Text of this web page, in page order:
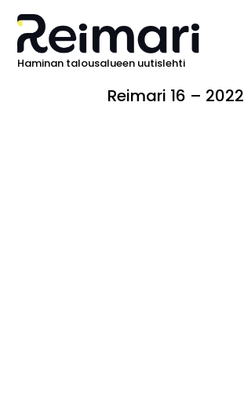
Haminan talousalueen uutislehti
Reimari 16 – 2022